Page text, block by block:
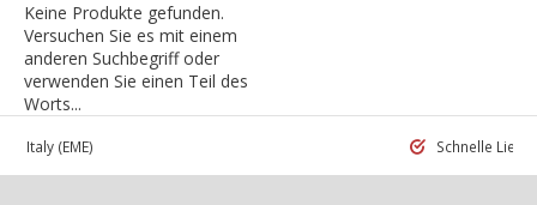
Keine Produkte gefunden.
Versuchen Sie es mit einem
anderen Suchbegriff oder
verwenden Sie einen Teil des
Worts...
in Italy (EME) Schnelle